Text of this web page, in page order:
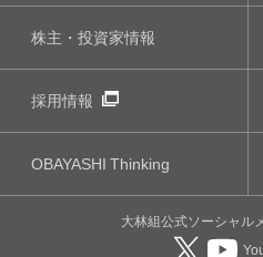
株主・投資家情報
採用情報
OBAYASHIThinking
大林組公式ソーシャル